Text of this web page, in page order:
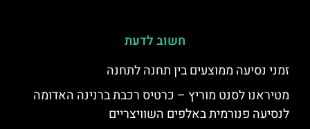
חשוב לדעת
זמני נסיעה ממוצעים בין תחנה לתחנה
מטיראנו לסנט מוריץ – כרטיס רכבת ברנינה האדומה
לנסיעה פנורמית באלפים השוויצריים